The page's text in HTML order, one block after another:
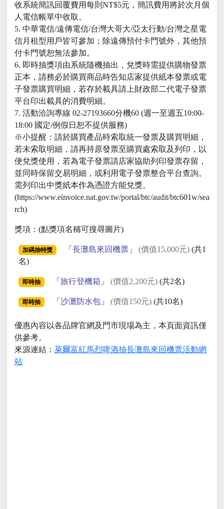
收系統簡訊回覆費用每則NT$5元，簡訊費用將於次月個
人電信帳單中收取。
5. 中華電信/遠傳電信/台灣大哥大/亞太行動/台灣之星電
信月租型用戶皆可參加；除遠傳預付卡門號外，其他預
付卡門號恕無法參加。
6. 即時抽獎項由系統隨機抽出，兌獎時需提供購物發票
正本，請務必於購買商品時告知店家提供紙本發票或電
子發票購買明細，若存於載具請上財政部二代電子發票
平台印出載具的消費明細。
7. 活動洽詢專線 02-27193660分機60 (週一至週五10:00-
18:00 國定/例假日恕不提供服務)
※小提醒：請於購買產品時索取統一發票及購買明細，
若未索取明細，請再持原發票至購買處索取及列印，以
便兌獎使用，若為電子發票請店家協助列印發票存留，
並同時保留交易明細，或利用電子發票整合平台查詢。
需列印出中獎紙本作為憑證方能兌獎。
(https://www.einvoice.nat.gov.tw/portal/btc/audit/btc601w/sea
rch)
獎項：(點獎項名稱可搜尋圖片)
加碼抽特獎 「 長灘島來回機票」 (價值15,000元)(共1
名)
即時抽 「 旅行登機箱 」 (價值2,200元)(共2名)
即時抽 「 沙灘防水包」 (價值150元)(共10名)
優惠內容以各品牌官網及門市現場為主，本頁面資訊僅
供參考。
來源連結： 萊爾富紅馬烈啤酒抽長灘島來回機票活動網
站